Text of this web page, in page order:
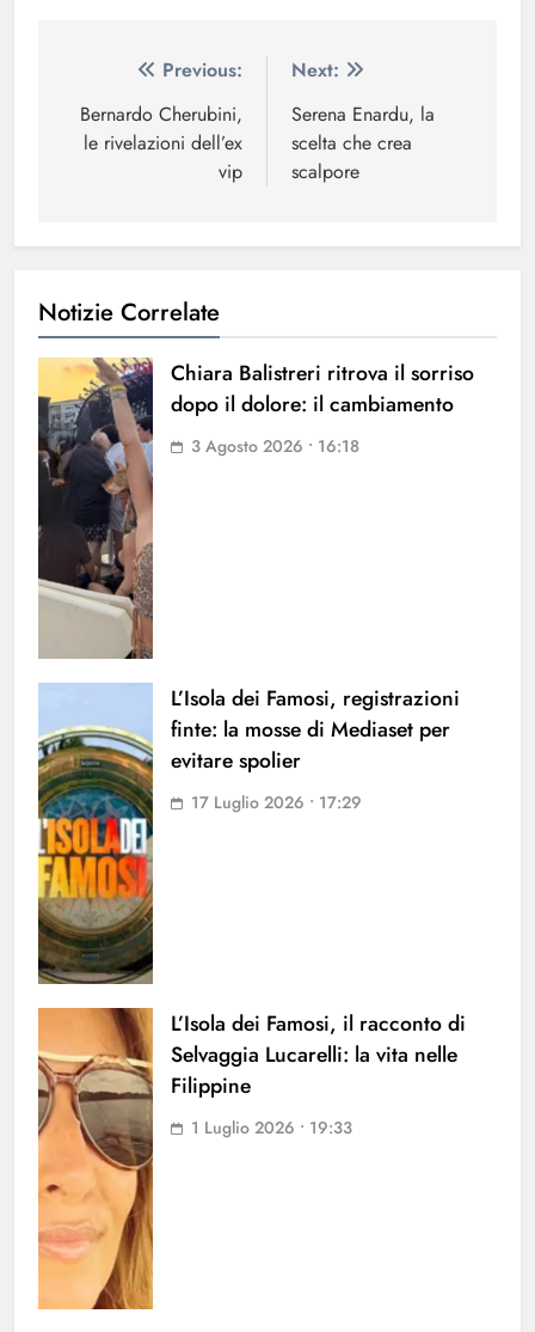
Navigazione
articoli
Previous:
Bernardo Cherubini,
le rivelazioni dell’ex
vip
Next:
Serena Enardu, la
scelta che crea
scalpore
Notizie Correlate
Chiara Balistreri ritrova il sorriso
dopo il dolore: il cambiamento
3 Agosto 2026 • 16:18
L’Isola dei Famosi, registrazioni
finte: la mosse di Mediaset per
evitare spolier
17 Luglio 2026 • 17:29
L’Isola dei Famosi, il racconto di
Selvaggia Lucarelli: la vita nelle
Filippine
1 Luglio 2026 • 19:33